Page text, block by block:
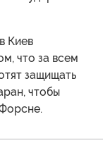
Киев
что за всем
защищать
чтобы